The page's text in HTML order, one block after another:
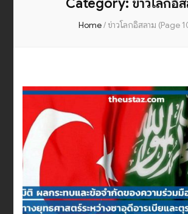
Category: ข่าวโลกอิ
Home/ ข่าวโลกอิสลาม (Page